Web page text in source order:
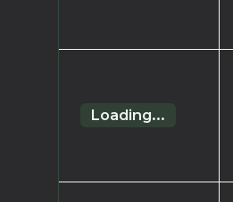
Loading...